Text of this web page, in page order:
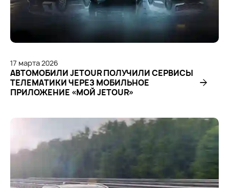
17 марта2026
АВТОМОБИЛИ JETOUR ПОЛУЧИЛИ СЕРВИСЫ
ТЕЛЕМАТИКИ ЧЕРЕЗ МОБИЛЬНОЕ
ПРИЛОЖЕНИЕ «МОЙ JETOUR»